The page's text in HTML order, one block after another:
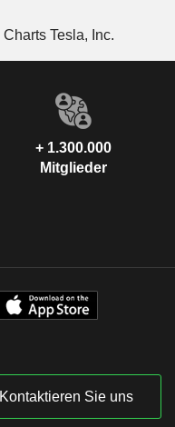
Charts Tesla, Inc.
+ 1.300.000
Mitglieder
Kontaktieren Sie uns